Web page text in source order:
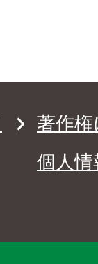
著作
個人